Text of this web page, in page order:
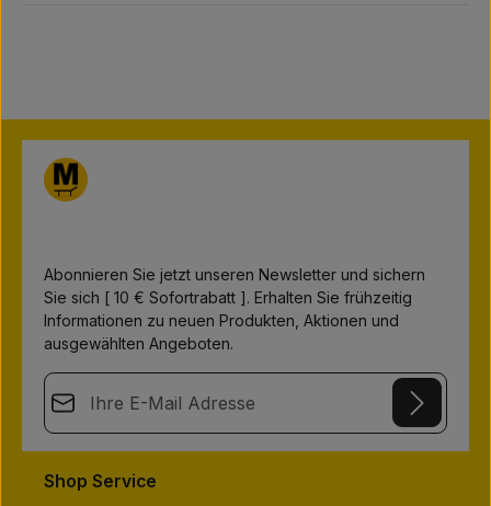
Abonnieren Sie jetzt unseren Newsletter und sichern
Sie sich [ 10 € Sofortrabatt ]. Erhalten Sie frühzeitig
Informationen zu neuen Produkten, Aktionen und
ausgewählten Angeboten.
E-Mail-Adresse*
Datenschutz
Ich habe die
Die mit einem Stern (*) markierten Felder sind
Pflichtfelder.
Shop Service